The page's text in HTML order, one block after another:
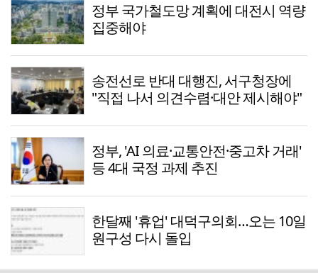
정부 국가철도망 계획에 대전시 역량
집중해야
송전선로 반대 대행진, 서구청장에
"직접 나서 의견수렴·대안 제시해야"
정부, 'AI 의료·교통안전·중고차 거래'
등 4대 국정 과제 추진
한달째 '휴업' 대덕구의회…오는 10일
원구성 다시 돌입